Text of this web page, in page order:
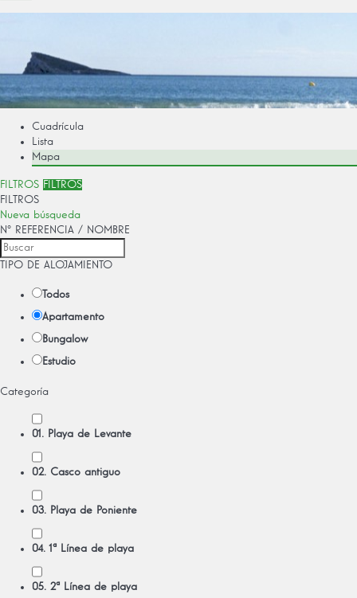
Cuadrícula
Lista
Mapa
FILTROS FILTROS
FILTROS
Nueva búsqueda
Nº REFERENCIA / NOMBRE
TIPO DE ALOJAMIENTO
Todos
Apartamento
Bungalow
Estudio
Categoría
01. Playa de Levante
02. Casco antiguo
03. Playa de Poniente
04. 1ª Línea de playa
05. 2ª Línea de playa